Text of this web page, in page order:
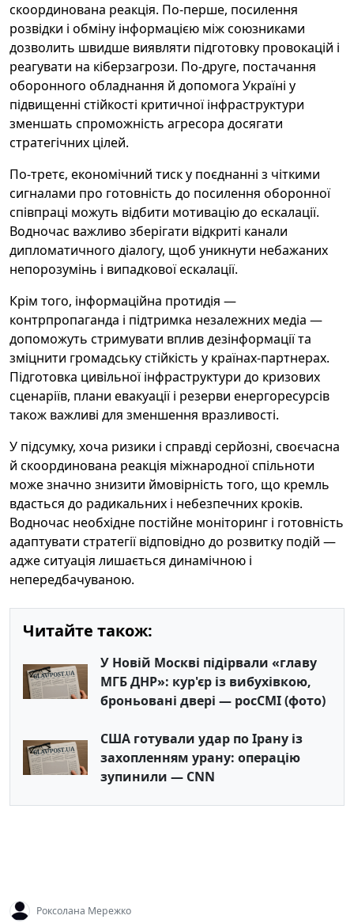
скоординована реакція. По-перше, посилення
розвідки і обміну інформацією між союзниками
дозволить швидше виявляти підготовку провокацій і
реагувати на кіберзагрози. По-друге, постачання
оборонного обладнання й допомога Україні у
підвищенні стійкості критичної інфраструктури
зменшать спроможність агресора досягати
стратегічних цілей.
По-третє, економічний тиск у поєднанні з чіткими
сигналами про готовність до посилення оборонної
співпраці можуть відбити мотивацію до ескалації.
Водночас важливо зберігати відкриті канали
дипломатичного діалогу, щоб уникнути небажаних
непорозумінь і випадкової ескалації.
Крім того, інформаційна протидія —
контрпропаганда і підтримка незалежних медіа —
допоможуть стримувати вплив дезінформації та
зміцнити громадську стійкість у країнах-партнерах.
Підготовка цивільної інфраструктури до кризових
сценаріїв, плани евакуації і резерви енергоресурсів
також важливі для зменшення вразливості.
У підсумку, хоча ризики і справді серйозні, своєчасна
й скоординована реакція міжнародної спільноти
може значно знизити ймовірність того, що кремль
вдасться до радикальних і небезпечних кроків.
Водночас необхідне постійне моніторинг і готовність
адаптувати стратегії відповідно до розвитку подій —
адже ситуація лишається динамічною і
непередбачуваною.
Читайте також:
У Новій Москві підірвали «главу
МГБ ДНР»: кур'єр із вибухівкою,
броньовані двері — росСМІ (фото)
США готували удар по Ірану із
захопленням урану: операцію
зупинили — CNN
Роксолана Мережко